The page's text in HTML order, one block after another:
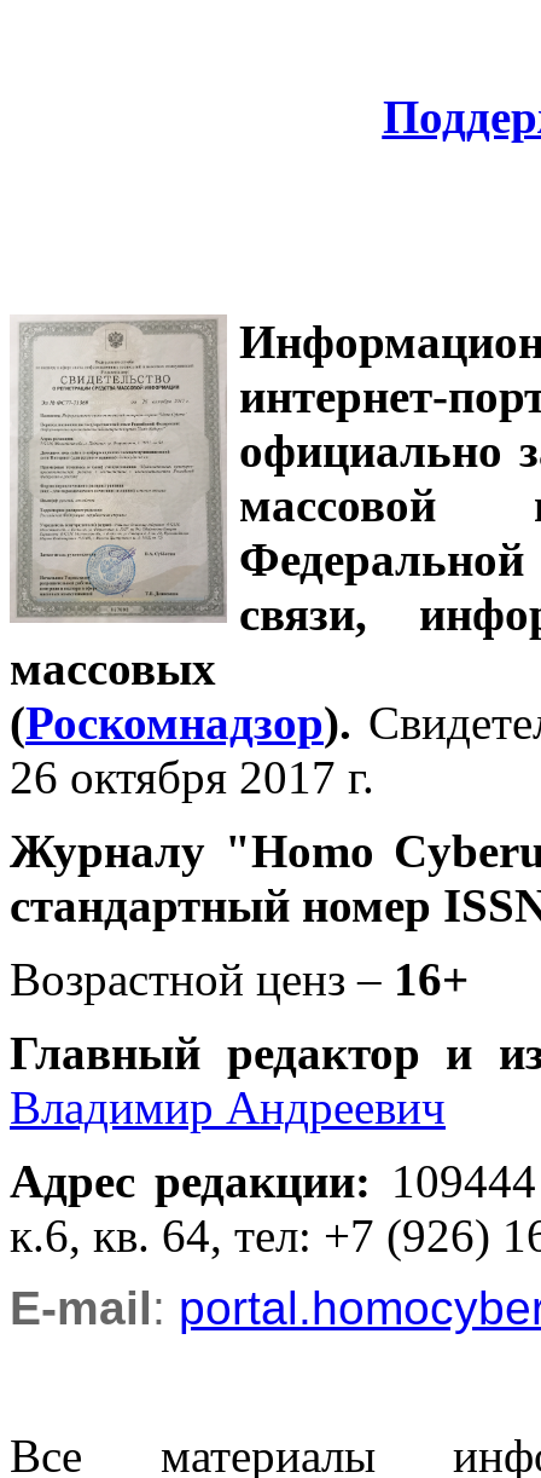
интернет-
официально
связи,
массовых
(Роскомнадзор).
26 октября 2017 г.
Журналу "Homo
стандартный номер
Возрастной ценз – 16+
Главный редактор и
Владимир Андреевич
Адрес редакции:
к.6, кв. 64, тел: +7 (926)
E-mail:
Все материалы